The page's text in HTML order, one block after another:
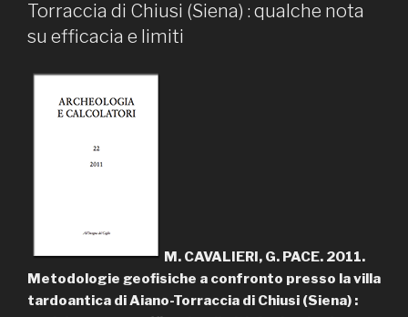
Torraccia di Chiusi (Siena) : qualche nota
su efficacia e limiti
M. CAVALIERI, G. PACE. 2011.
Metodologie geofisiche a confronto presso la villa
tardoantica di Aiano-Torraccia di Chiusi (Siena) :